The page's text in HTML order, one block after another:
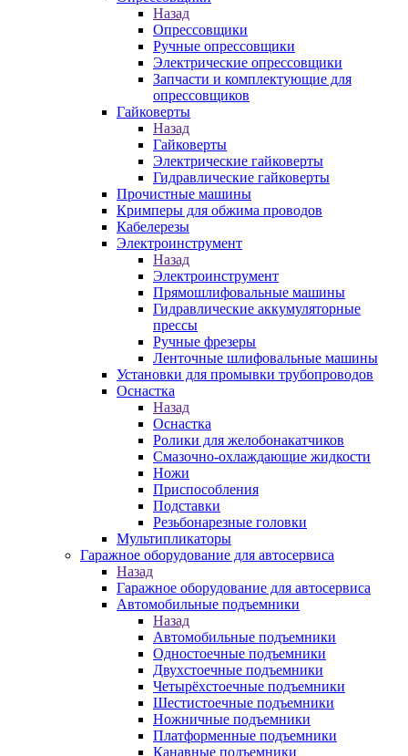
Назад
Опрессовщики
Ручные опрессовщики
Электрические опрессовщики
Запчасти и комплектующие для
опрессовщиков
Гайковерты
Назад
Гайковерты
Электрические гайковерты
Гидравлические гайковерты
Прочистные машины
Кримперы для обжима проводов
Кабелерезы
Электроинструмент
Назад
Электроинструмент
Прямошлифовальные машины
Гидравлические аккумуляторные
прессы
Ручные фрезеры
Ленточные шлифовальные машины
Установки для промывки трубопроводов
Оснастка
Назад
Оснастка
Ролики для желобонакатчиков
Смазочно-охлаждающие жидкости
Ножи
Приспособления
Подставки
Резьбонарезные головки
Мультипликаторы
Гаражное оборудование для автосервиса
Назад
Гаражное оборудование для автосервиса
Автомобильные подъемники
Назад
Автомобильные подъемники
Одностоечные подъемники
Двухстоечные подъемники
Четырёхстоечные подъемники
Шестистоечные подъемники
Ножничные подъемники
Платформенные подъемники
Канавные подъемники